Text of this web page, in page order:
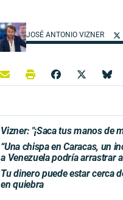
JOSÉ ANTONIO VIZNER
Vizner: "¡Saca tus manos de
“Una chispa en Caracas, un
a Venezuela podría arrastrar
Tu dinero puede estar cerca
en quiebra